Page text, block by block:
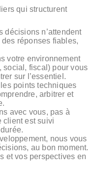
qui structurent
décisions n’attendent
réponses fiables,
votre environnement
social, fiscal) pour vous
sur l’essentiel.
points techniques
arbitrer et
avec vous, pas à
client est suivi
nous vous
au bon moment.
et vos perspectives en